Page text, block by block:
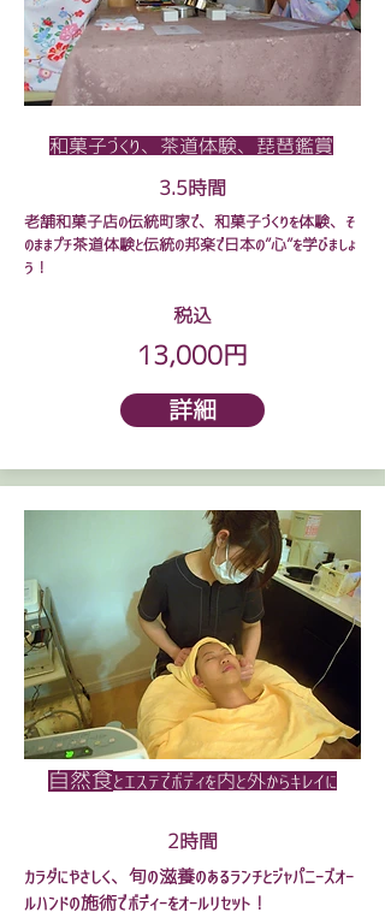
3.5時間
老舗和菓子店の伝統町家で、和菓子づくりを体験、そ
のままプチ茶道体験と伝統の邦楽で日本の”心”を学びましょ
う！
和菓子づくり、茶道体験、琵琶鑑賞
税込
13,000円
詳細
2時間
カラダにやさしく、旬の滋養のあるランチとジャパニーズオー
ルハンドの施術でボディーをオールリセット！
自然食とエステでボディを内と外からキレイに